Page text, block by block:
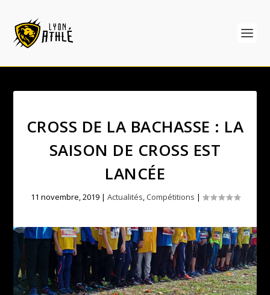
CROSS DE LA BACHASSE : LA
SAISON DE CROSS EST
LANCÉE
11 novembre, 2019| Actualités, Compétitions |